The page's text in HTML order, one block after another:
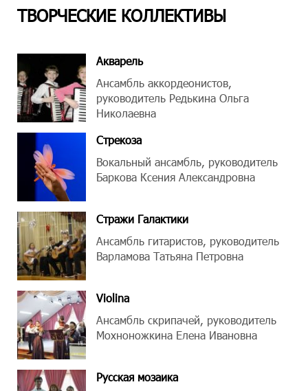
ТВОРЧЕСКИЕ КОЛЛЕКТИВЫ
Акварель
Ансамбль аккордеонистов,
руководитель Редькина Ольга
Николаевна
Стрекоза
Вокальный ансамбль, руководитель
Баркова Ксения Александровна
Стражи Галактики
Ансамбль гитаристов, руководитель
Варламова Татьяна Петровна
Violina
Ансамбль скрипачей, руководитель
Мохноножкина Елена Ивановна
Русская мозаика